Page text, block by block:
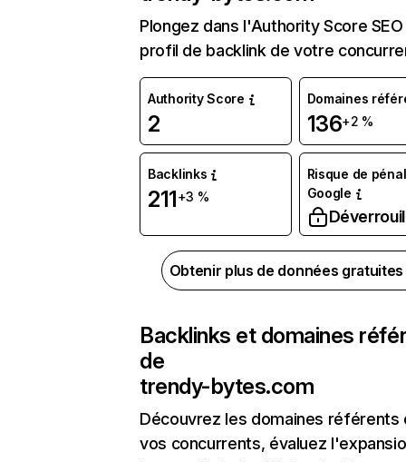
Plongez dans l'Authority Score
profil de backlink de votre
Authority Score
2
Domaines
136+2 %
Backlinks
211+3 %
Risque de
Google
Obtenir plus de données
Backlinks et domaines
de
trendy-bytes.com
Découvrez les domaines référents
vos concurrents, évaluez